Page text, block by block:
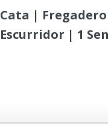
Cata | Fregadero
Escurridor | 1